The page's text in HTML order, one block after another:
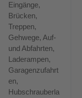
Eingänge,
Brücken,
Treppen,
Gehwege, Auf-
und Abfahrten,
Laderampen,
Garagenzufahrt
en,
Hubschrauberla